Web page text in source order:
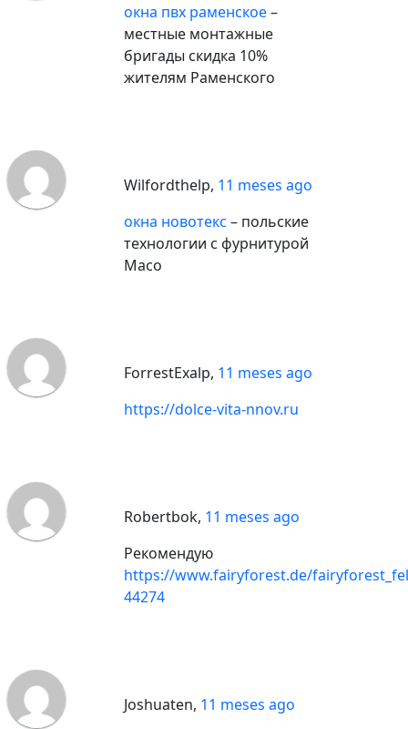
окна пвх раменское–
местные монтажные
бригады скидка 10%
жителям Раменского
Wilfordthelp, 11 meses ago
окна новотекс – польские
технологии с фурнитурой
Maco
ForrestExalp, 11 meses ago
https://dolce-vita-nnov.ru
Robertbok, 11 meses ago
Рекомендую
https://www.fairyforest.de/
44274
Joshuaten, 11 meses ago